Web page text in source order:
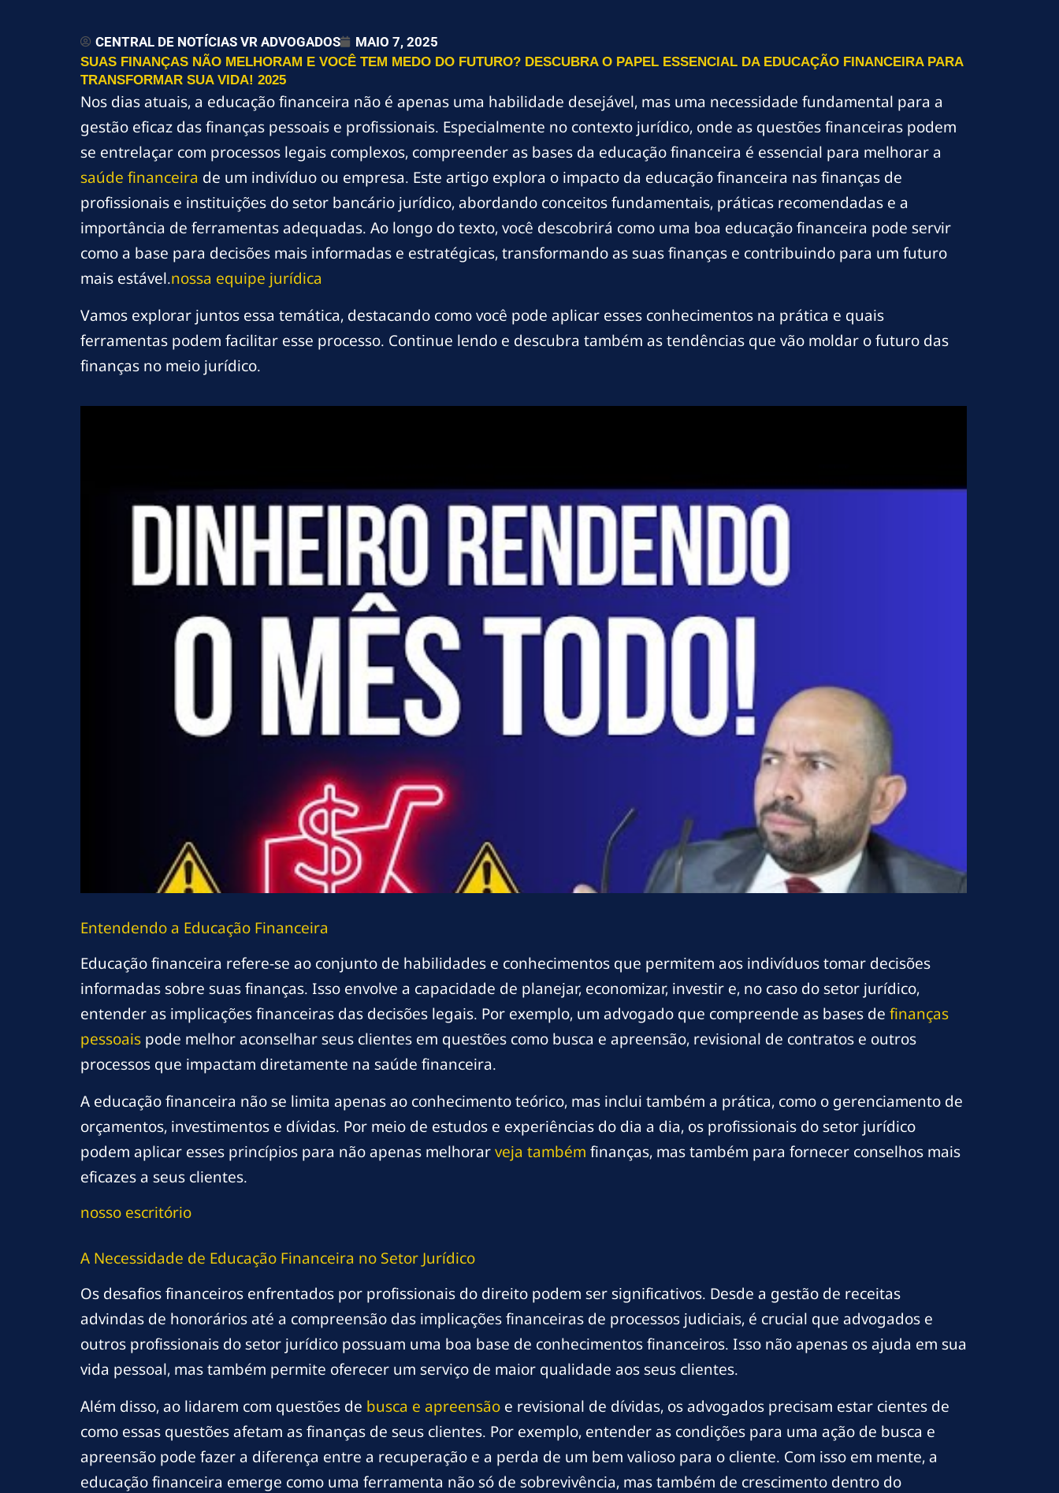
CENTRAL DE NOTÍCIAS VR ADVOGADOS MAIO 7, 2025
SUAS FINANÇAS NÃO MELHORAM E VOCÊ TEM MEDO DO FUTURO? DESCUBRA O PAPEL ESSENCIAL DA EDUCAÇÃO FINANCEIRA PARA
TRANSFORMAR SUA VIDA! 2025
Nos dias atuais, a educação financeira não é apenas uma habilidade desejável, mas uma necessidade fundamental para a
gestão eficaz das finanças pessoais e profissionais. Especialmente no contexto jurídico, onde as questões financeiras podem
se entrelaçar com processos legais complexos, compreender as bases da educação financeira é essencial para melhorar a
saúde financeira de um indivíduo ou empresa. Este artigo explora o impacto da educação financeira nas finanças de
profissionais e instituições do setor bancário jurídico, abordando conceitos fundamentais, práticas recomendadas e a
importância de ferramentas adequadas. Ao longo do texto, você descobrirá como uma boa educação financeira pode servir
como a base para decisões mais informadas e estratégicas, transformando as suas finanças e contribuindo para um futuro
mais estável.nossa equipe jurídica
Vamos explorar juntos essa temática, destacando como você pode aplicar esses conhecimentos na prática e quais
ferramentas podem facilitar esse processo. Continue lendo e descubra também as tendências que vão moldar o futuro das
finanças no meio jurídico.
Entendendo a Educação Financeira
Educação financeira refere-se ao conjunto de habilidades e conhecimentos que permitem aos indivíduos tomar decisões
informadas sobre suas finanças. Isso envolve a capacidade de planejar, economizar, investir e, no caso do setor jurídico,
entender as implicações financeiras das decisões legais. Por exemplo, um advogado que compreende as bases de finanças
pessoais pode melhor aconselhar seus clientes em questões como busca e apreensão, revisional de contratos e outros
processos que impactam diretamente na saúde financeira.
A educação financeira não se limita apenas ao conhecimento teórico, mas inclui também a prática, como o gerenciamento de
orçamentos, investimentos e dívidas. Por meio de estudos e experiências do dia a dia, os profissionais do setor jurídico
podem aplicar esses princípios para não apenas melhorarveja também finanças, mas também para fornecer conselhos mais
eficazes a seus clientes.
nosso escritório
A Necessidade de Educação Financeira no Setor Jurídico
Os desafios financeiros enfrentados por profissionais do direito podem ser significativos. Desde a gestão de receitas
advindas de honorários até a compreensão das implicações financeiras de processos judiciais, é crucial que advogados e
outros profissionais do setor jurídico possuam uma boa base de conhecimentos financeiros. Isso não apenas os ajuda em sua
vida pessoal, mas também permite oferecer um serviço de maior qualidade aos seus clientes.
Além disso, ao lidarem com questões de busca e apreensão e revisional de dívidas, os advogados precisam estar cientes de
como essas questões afetam as finanças de seus clientes. Por exemplo, entender as condições para uma ação de busca e
apreensão pode fazer a diferença entre a recuperação e a perda de um bem valioso para o cliente. Com isso em mente, a
educação financeira emerge como uma ferramenta não só de sobrevivência, mas também de crescimento dentro do